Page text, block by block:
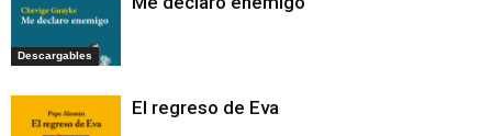
Descargables
El regreso de Eva